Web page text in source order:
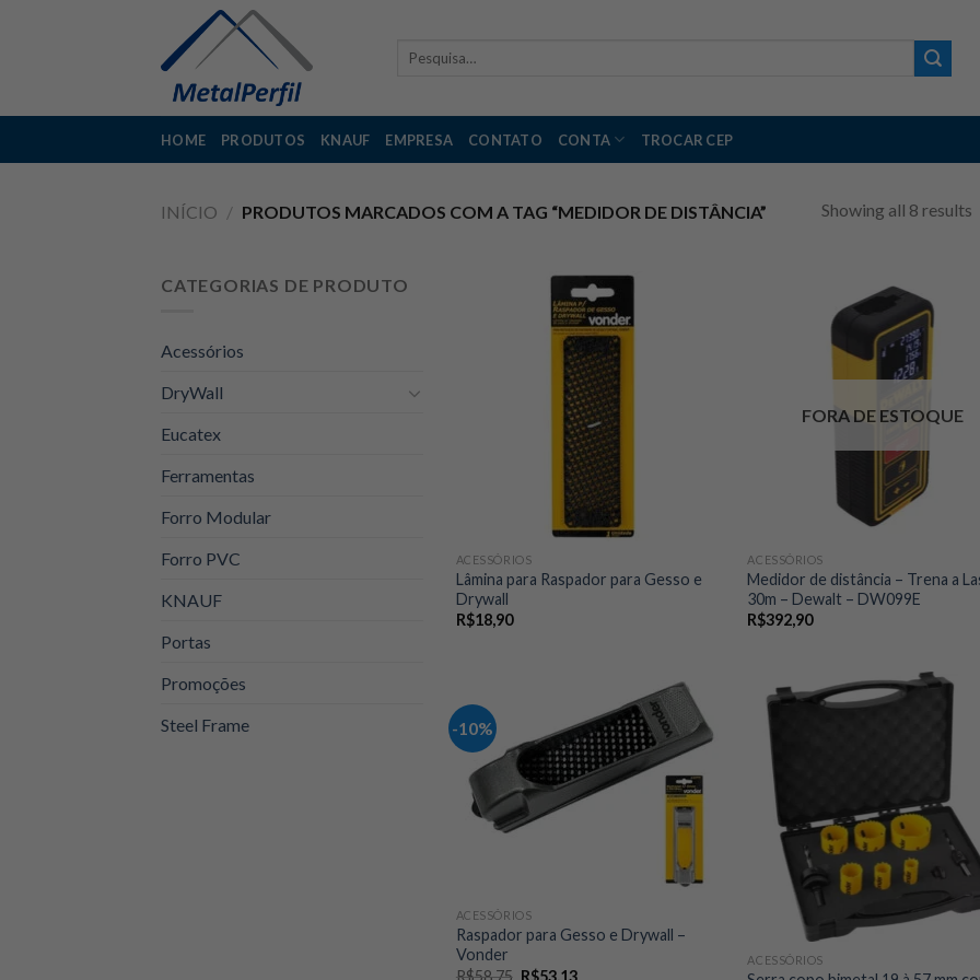
Pesquisar
HOME PRODUTOS KNAUF EMPRESA CONTATO CONTA TROCAR CEP
INÍCIO / PRODUTOS MARCADOS COM A TAG “MEDIDOR DE DISTÂNCIA” Showing all 8 results
CATEGORIAS DE PRODUTO
Acessórios
DryWall
Eucatex
Ferramentas
Forro Modular
Forro PVC
KNAUF
Portas
Promoções
Steel Frame
ACESSÓRIOS
Lâmina para Raspador para Gesso e
Drywall
R$18,90
FORA DE ESTOQUE
ACESSÓRIOS
Medidor de distância – Trena a
30m – Dewalt – DW099E
R$392,90
-10%
ACESSÓRIOS
Raspador para Gesso e Drywall –
Vonder
R$58,75 O
R$53,13O
ACESSÓRIOS